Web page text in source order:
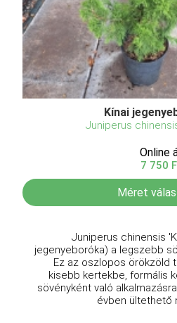
Kínai
Juniperus
Online
7 750
Méret
Juniperus chinensis
jegenyeboróka) a legszebb
Ez az oszlopos örökzöld
kisebb kertekbe, formális
sövényként való
évben ültethető